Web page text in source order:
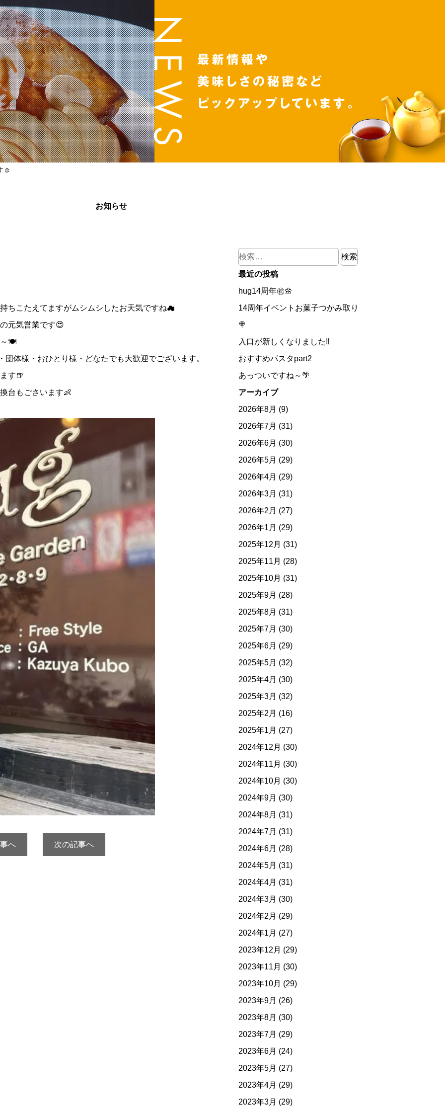
☺
お知らせ
ちこたえてますがムシムシしたお天気ですね☁
元気営業です😍
～🍽
体様・おひとり様・どなたでも大歓迎でございます。
す🍺
台もごさいます👶
へ 次の記事へ
検
索:
最近の投稿
hug14周年㊗🌼
14周年イベントお菓子つかみ取り
🍭
入口が新しくなりました‼
おすすめパスタpart2
あっついですね～🌴
アーカイブ
2026年8月 (9)
2026年7月 (31)
2026年6月 (30)
2026年5月 (29)
2026年4月 (29)
2026年3月 (31)
2026年2月 (27)
2026年1月 (29)
2025年12月 (31)
2025年11月 (28)
2025年10月 (31)
2025年9月 (28)
2025年8月 (31)
2025年7月 (30)
2025年6月 (29)
2025年5月 (32)
2025年4月 (30)
2025年3月 (32)
2025年2月 (16)
2025年1月 (27)
2024年12月 (30)
2024年11月 (30)
2024年10月 (30)
2024年9月 (30)
2024年8月 (31)
2024年7月 (31)
2024年6月 (28)
2024年5月 (31)
2024年4月 (31)
2024年3月 (30)
2024年2月 (29)
2024年1月 (27)
2023年12月 (29)
2023年11月 (30)
2023年10月 (29)
2023年9月 (26)
2023年8月 (30)
2023年7月 (29)
2023年6月 (24)
2023年5月 (27)
2023年4月 (29)
2023年3月 (29)